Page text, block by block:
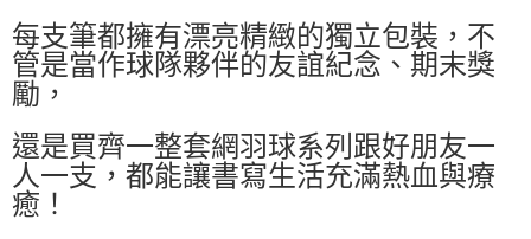
每支筆都擁有漂亮精緻的獨立包裝，不
管是當作球隊夥伴的友誼紀念、期末獎
勵，
還是買齊一整套網羽球系列跟好朋友一
人一支，都能讓書寫生活充滿熱血與療
癒！